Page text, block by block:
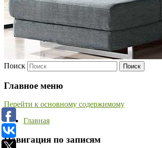
Поиск
Главное меню
Перейти к основному содержимому
Главная
Навигация по записям